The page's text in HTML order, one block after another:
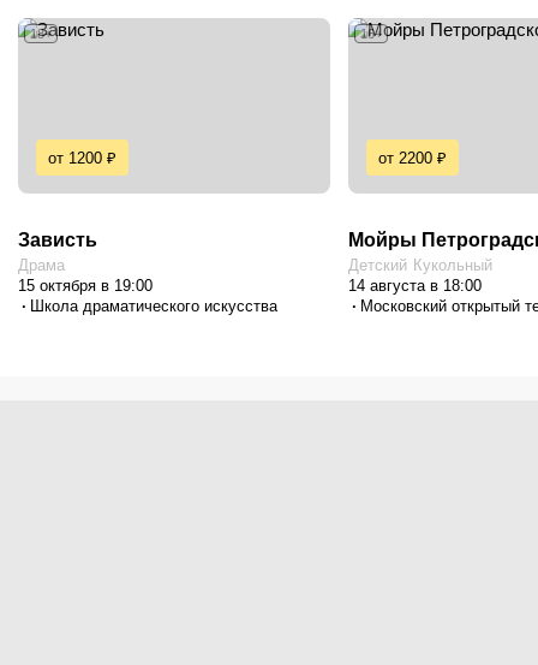
18+
Драма
Зависть
15 октября в 19:00
Школа драматического искусства
от 1200 ₽
16+
Детский Кукольный
Мойры
14 августа в 18:00
Московский открытый
от 2200 ₽